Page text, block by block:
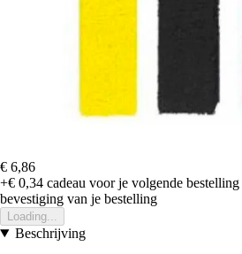
€ 6,86
+€ 0,34 cadeau voor je volgende bestelling
bevestiging van je bestelling
Loading...
Beschrijving